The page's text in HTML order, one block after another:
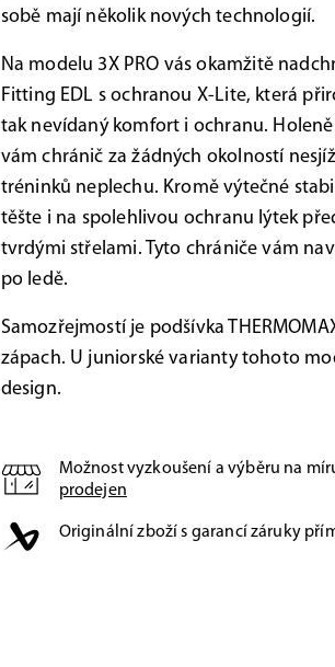
sobě mají několik nových technologií.
Na modelu 3X PRO vás okamžitě
Fitting EDL s ochranou X-Lite, která
tak nevídaný komfort i ochranu.
vám chránič za žádných okolností
tréninků neplechu. Kromě výtečné
těšte i na spolehlivou ochranu lýtek
tvrdými střelami. Tyto chrániče vám
po ledě.
Samozřejmostí je podšívka
zápach. U juniorské varianty tohoto
design.
Možnost vyzkoušení a výběru na
prodejen
Originální zboží s garancí záruky